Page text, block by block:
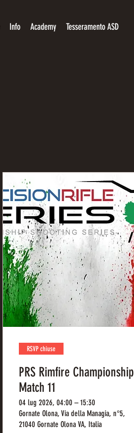
Info Academy Tesseramento ASD
RSVP chiuse
PRS Rimfire Championship
Match 11
04 lug 2026, 04:00 – 15:30
Gornate Olona, Via della Managia, n°5,
21040 Gornate Olona VA, Italia